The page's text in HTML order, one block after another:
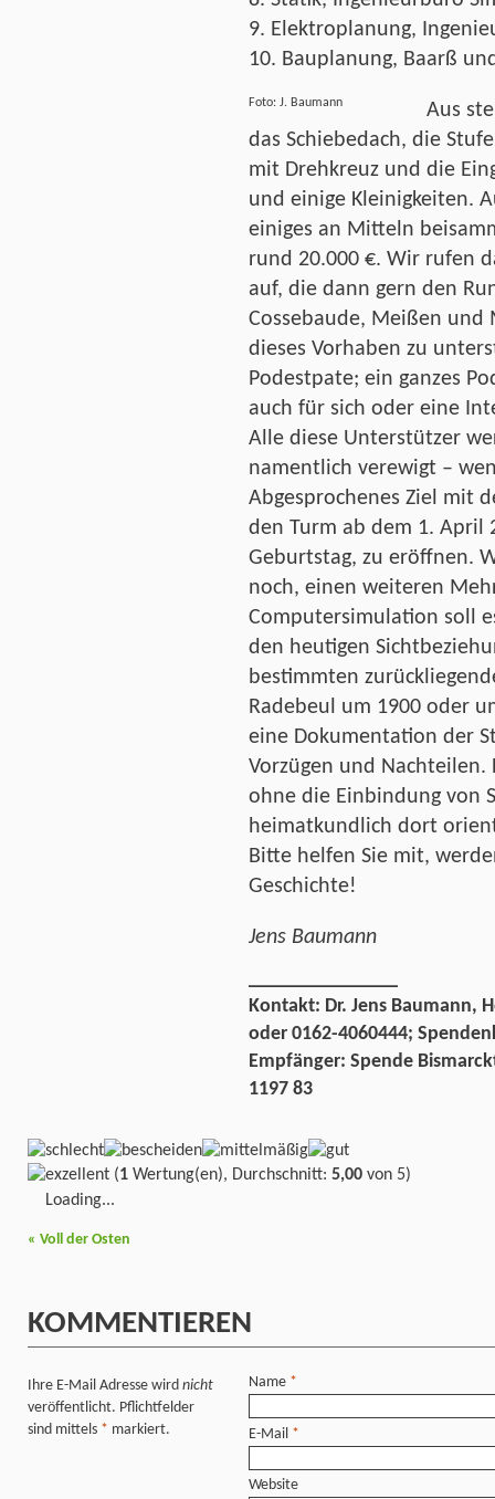
9. Elektroplanung,
10. Bauplanung, Baarß
Foto: J. Baumann
Aus
das Schiebedach, die
mit Drehkreuz und die
und einige Kleinigkeiten.
einiges an Mitteln
rund 20.000 €. Wir rufen
auf, die dann gern den
Cossebaude, Meißen
dieses Vorhaben zu
Podestpate; ein ganzes
auch für sich oder eine
Alle diese Unterstützer
namentlich verewigt –
Abgesprochenes Ziel mit
den Turm ab dem 1. April
Geburtstag, zu eröffnen.
noch, einen weiteren
Computersimulation soll
den heutigen
bestimmten
Radebeul um 1900 oder
eine Dokumentation der
Vorzügen und
ohne die Einbindung von
heimatkundlich dort
Bitte helfen Sie mit,
Geschichte!
Jens Baumann
Kontakt: Dr. Jens Baumann,
oder 0162-4060444;
Empfänger: Spende
1197 83
(1 Wertung(en), Durchschnitt: 5,00 von 5)
Loading...
« Voll der Osten
KOMMENTIEREN
Ihre E-Mail Adresse wird nicht
veröffentlicht. Pflichtfelder
sind mittels * markiert.
Name *
E-Mail *
Website